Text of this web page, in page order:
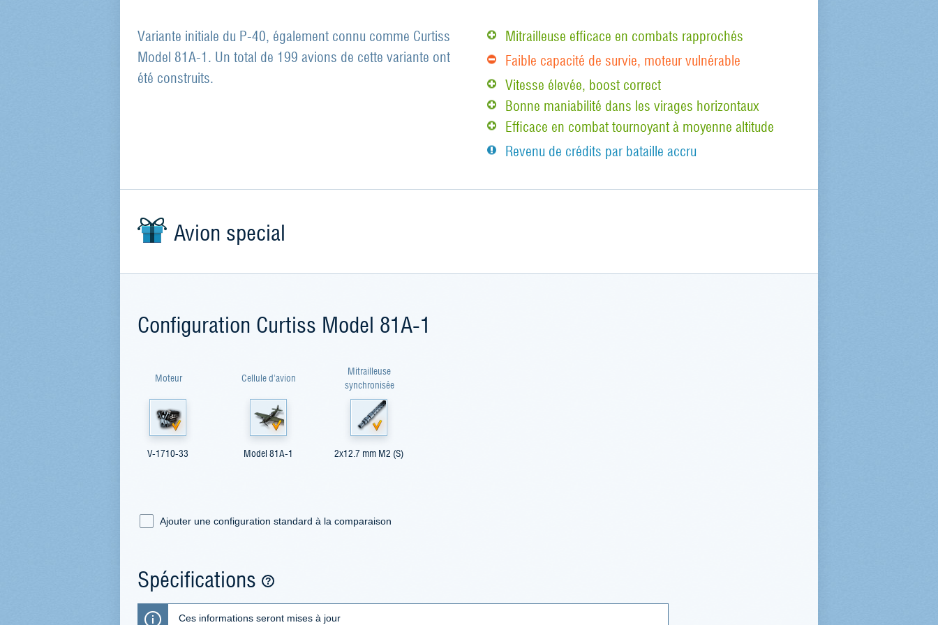
Variante initiale du P-40, également connu comme Curtiss
Model 81A-1. Un total de 199 avions de cette variante ont
été construits.
Mitrailleuse efficace en combats rapprochés
Faible capacité de survie, moteur vulnérable
Vitesse élevée, boost correct
Bonne maniabilité dans les virages horizontaux
Efficace en combat tournoyant à moyenne altitude
Revenu de crédits par bataille accru
Avion special
Configuration Curtiss Model 81A-1
Moteur
V-1710-33
Cellule d'avion
Model 81A-1
Mitrailleuse
synchronisée
2x12.7 mm M2 (S)
Ajouter une configuration standard à la comparaison
Spécifications
Ces informations seront mises à jour